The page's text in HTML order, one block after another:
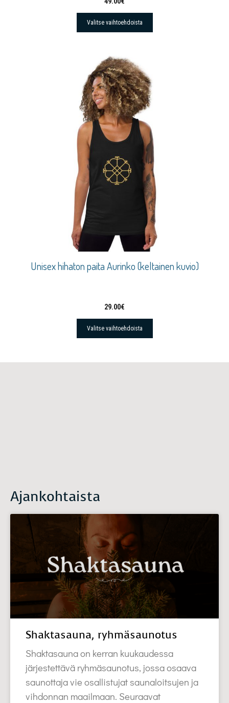
Valitse vaihtoehdoista
Unisex hihaton paita Aurinko (keltainen kuvio)
29.00€
Valitse vaihtoehdoista
Ajankohtaista
Shaktasauna, ryhmäsaunotus
Shaktasauna on kerran kuukaudessa
järjestettävä ryhmäsaunotus, jossa osaava
saunottaja vie osallistujat saunaloitsujen ja
vihdonnan maailmaan. Seuraavat